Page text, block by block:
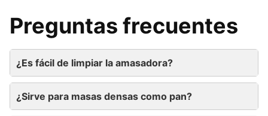
Preguntas frecuentes
¿Es fácil de limpiar la amasadora?
¿Sirve para masas densas como pan?